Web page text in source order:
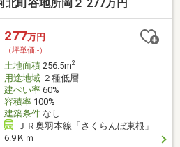
北町谷地所岡２ 277万円
277万円
（坪単価:-）
土地面積256.5m2
用途地域２種低層
建ぺい率60%
容積率100%
建築条件なし
ＪＲ奥羽本線「さくらんぼ東根」
6.9Ｋｍ